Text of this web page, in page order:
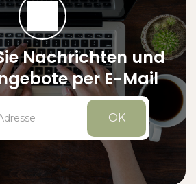
Nachrichten und
per E-Mail
OK